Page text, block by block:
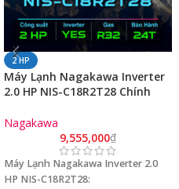
2 HP
Máy Lạnh Nagakawa Inverter
2.0 HP NIS-C18R2T28 Chính
Nagakawa
9,555,000₫
Máy Lạnh Nagakawa Inverter 2.0
HP NIS-C18R2T28: